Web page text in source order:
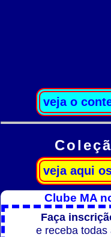
Clube MA
Faça
e receba